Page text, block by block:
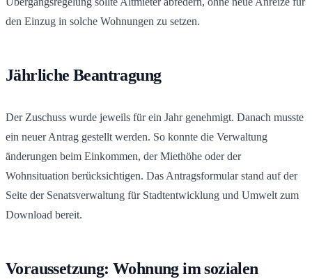
den Einzug in solche Wohnungen zu setzen.
Jährliche Beantragung
Der Zuschuss wurde jeweils für ein Jahr genehmigt. Danach musste
ein neuer Antrag gestellt werden. So konnte die Verwaltung
änderungen beim Einkommen, der Miethöhe oder der
Wohnsituation berücksichtigen. Das Antragsformular stand auf der
Seite der Senatsverwaltung für Stadtentwicklung und Umwelt zum
Download bereit.
Voraussetzung: Wohnung im sozialen